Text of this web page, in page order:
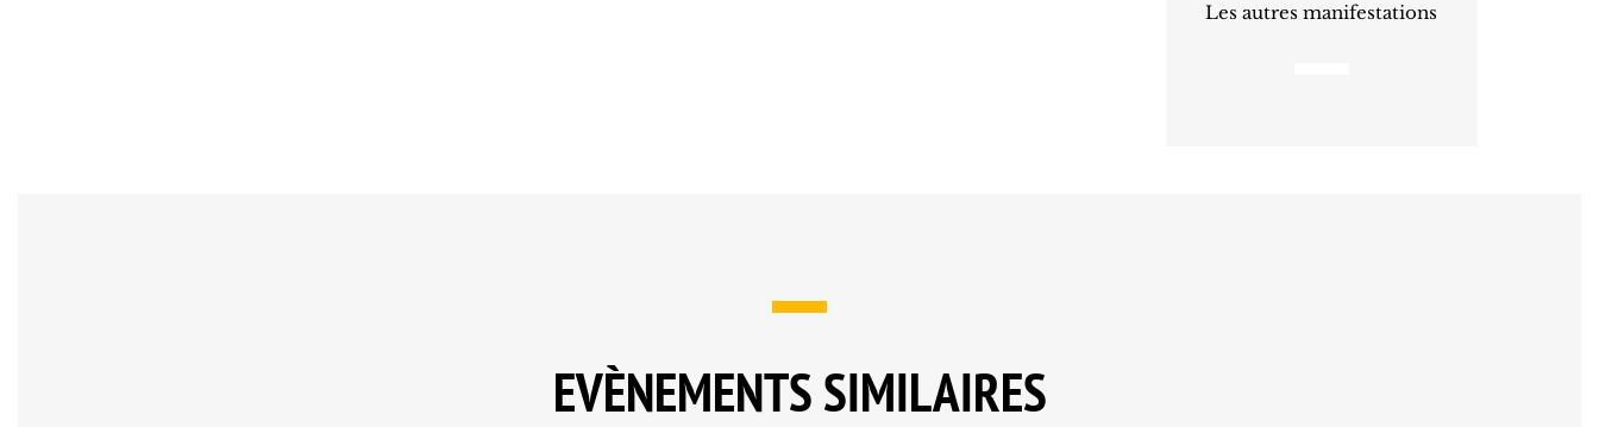
Les autres manifestations
EVÈNEMENTS SIMILAIRES